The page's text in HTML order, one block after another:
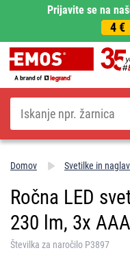
Prijavite se na
4 €
Iskanje
Domov Svetilke in
Ročna LED
230 lm, 3x
Številka za naročilo P3897